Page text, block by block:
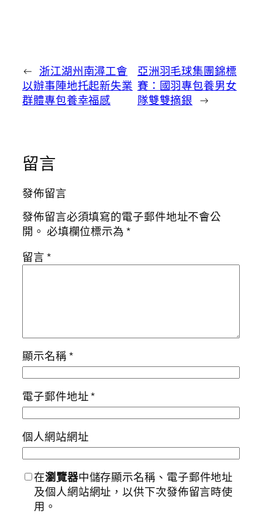
← 浙江湖州南潯工會
以辦事陣地托起新失業
群體專包養幸福感
亞洲羽毛球集團錦標
賽：國羽專包養男女
隊雙雙摘銀 →
留言
發佈留言
發佈留言必須填寫的電子郵件地址不會公
開。 必填欄位標示為*
留言*
顯示名稱*
電子郵件地址*
個人網站網址
在瀏覽器中儲存顯示名稱、電子郵件地址
及個人網站網址，以供下次發佈留言時使
用。